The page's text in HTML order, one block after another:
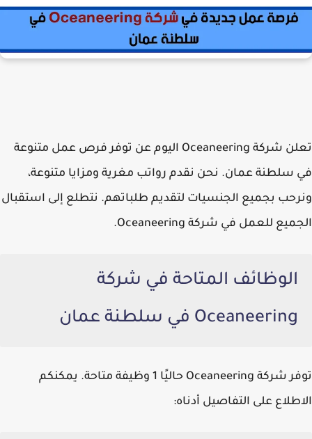
تعلن شركة Oceaneering
اليوم عن توفر فرص عمل متنوعة
في سلطنة عمان. نحن نقدم رواتب مغرية ومزايا متنوعة،
ونرحب بجميع الجنسيات لتقديم طلباتهم. نتطلع إلى استقبال
الجميع للعمل في شركة Oceaneering .
الوظائف المتاحة في شركة
Oceaneering في سلطنة عمان
توفرشركة Oceaneering
حاليًا 1 وظيفة متاحة. يمكنكم
الاطلاع على التفاصيل أدناه: